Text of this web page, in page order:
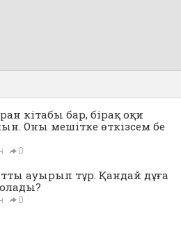
кітабы бар, бірақ оқи
Оны мешітке өткізсем бе
0
ауырып тұр. Қандай дұға
0